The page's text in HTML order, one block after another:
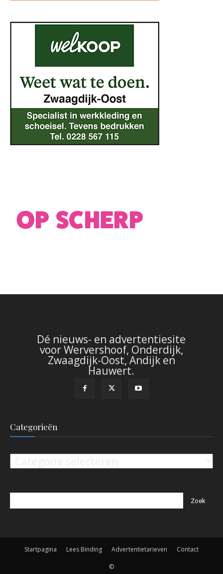
Dé nieuws- en advertentiesite
voor Wervershoof, Onderdijk,
Zwaagdijk-Oost, Andijk en
Hauwert.
Categorieën
Categorieën
Startpagina Lees Binding Advertentietarieven Contact
©